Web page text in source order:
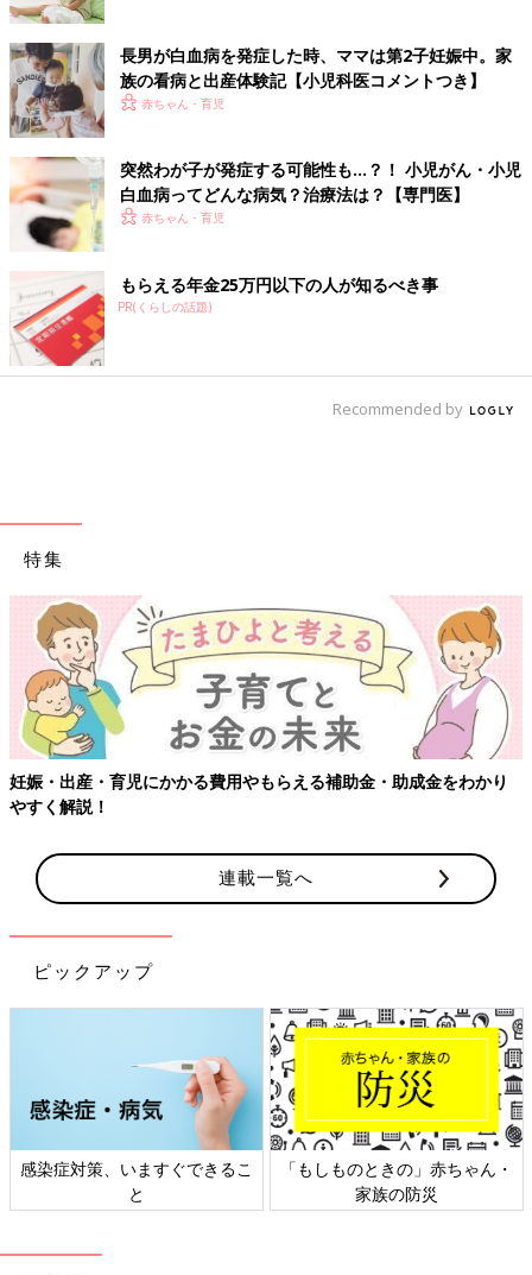
長男が白血病を発症した時、ママは第2子妊娠中。家
族の看病と出産体験記【小児科医コメントつき】
赤ちゃん・育児
突然わが子が発症する可能性も…？！ 小児がん・小児
白血病ってどんな病気？治療法は？【専門医】
赤ちゃん・育児
もらえる年金25万円以下の人が知るべき事
PR(くらしの話題)
Recommended by
特集
妊娠・出産・育児にかかる費用やもらえる補助金・助成金をわかり
やすく解説！
連載一覧へ
ピックアップ
感染症対策、いますぐできるこ
と
「もしものときの」赤ちゃん・
家族の防災